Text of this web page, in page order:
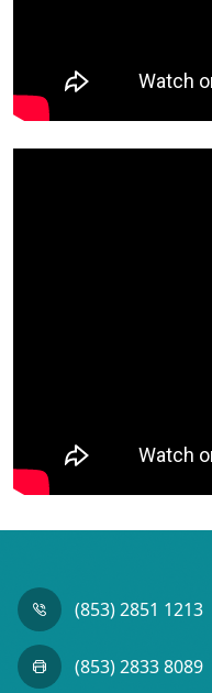
(853) 2851 1213
(853) 2833 8089